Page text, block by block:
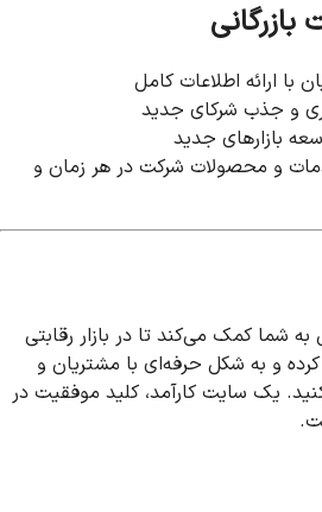
با ارائه اطلاعات کامل
و جذب شرکای جدید
بازارهای جدید
و محصولات شرکت در هر زمان و
شما کمک می‌کند تا در بازار رقابتی
و به شکل حرفه‌ای با مشتریان و
کنید. یک سایت کارآمد، کلید موفقیت در